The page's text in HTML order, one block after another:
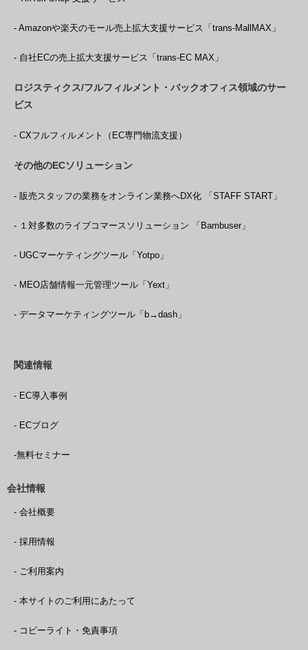
- Amazonや楽天のモール売上拡大支援サービス「trans-MallMAX」
- 自社ECの売上拡大支援サービス「trans-EC MAX」
ロジスティクス/フルフィルメント・バックオフィス領域のサー
ビス
- CXフルフィルメント（EC専門物流支援）
その他のECソリューション
- 販売スタッフの業務をオンライン業務へDX化 「STAFF START」
- １対多数のライブコマースソリューション 「Bambuser」
- UGCマーケティングツール「Yotpo」
- MEO店舗情報一元管理ツール「Yext」
- データマーケティングツール「b→dash」
関連情報
- EC導入事例
- ECブログ
-無料セミナー
会社情報
- 会社概要
- 採用情報
- ご利用案内
- 本サイトのご利用にあたって
- コピーライト・免責事項